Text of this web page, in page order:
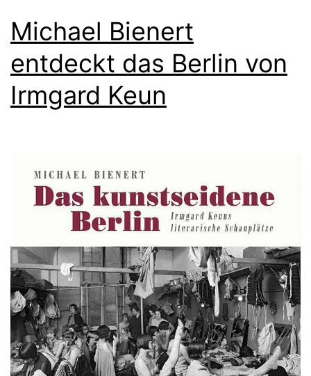
Michael Bienert
entdeckt das Berlin von
Irmgard Keun